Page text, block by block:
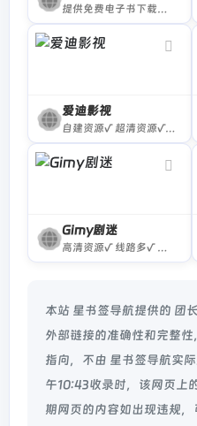
提供免费电子书下载的在线网站
爱迪影视
自建资源√ 超清资源√ 分为免费和付费线路
Gimy剧迷
高清资源√ 线路多√ 少量擦边广告×
本站 星书签导航提供的 团
外部链接的准确性和完整
指向，不由 星书签导航实
午10:43收录时，该网页上
期网页的内容如出现违规